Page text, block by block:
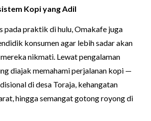
Kopi yang Adil
pada praktik di hulu, Omakafe juga
konsumen agar lebih sadar akan
nikmati. Lewat pengalaman
diajak memahami perjalanan kopi —
di desa Toraja, kehangatan
hingga semangat gotong royong di